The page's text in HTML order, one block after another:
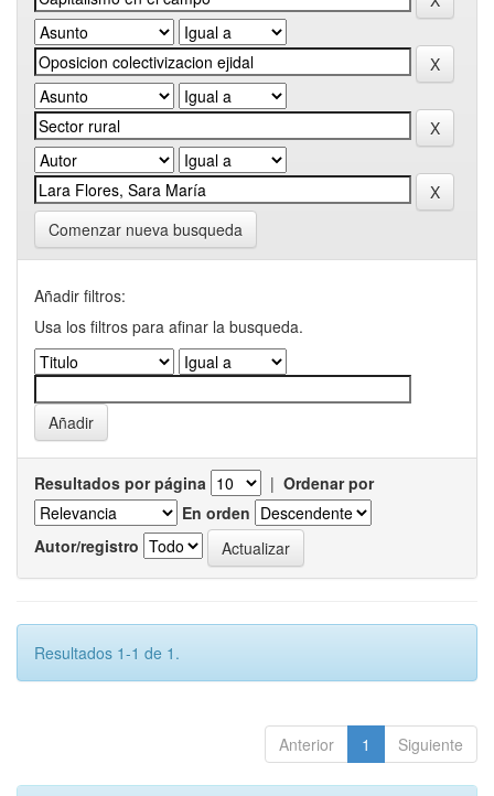
Comenzar nueva busqueda
Añadir filtros:
Usa los filtros para afinar la busqueda.
Resultados por página | Ordenar por
En orden
Autor/registro
Resultados 1-1 de 1.
Anterior 1 Siguiente